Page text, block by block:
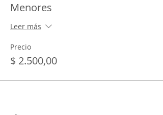
Menores
Leer más
Precio
$ 2.500,00